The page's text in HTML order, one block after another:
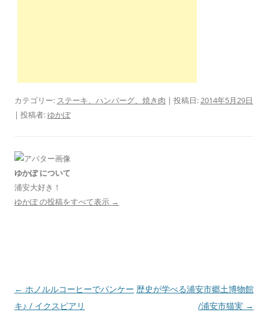
カテゴリー: ステーキ、ハンバーグ、焼き肉 | 投稿日:2014年5月29日
| 投稿者: ゆかぽ
ゆかぽ について
浦安大好き！
ゆかぽ の投稿をすべて表示 →
投
稿
← ホノルルコーヒーでパンケー
キ♪ / イクスピアリ
歴史が学べる浦安市郷土博物館
/浦安市猫実 →